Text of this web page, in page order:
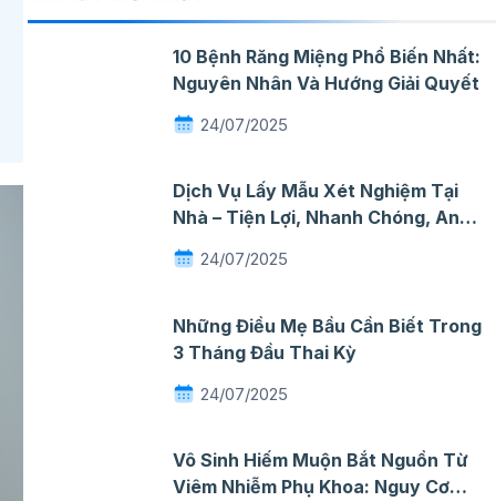
10 Bệnh Răng Miệng Phổ Biến Nhất:
Nguyên Nhân Và Hướng Giải Quyết
24/07/2025
Dịch Vụ Lấy Mẫu Xét Nghiệm Tại
Nhà – Tiện Lợi, Nhanh Chóng, An
Toàn
24/07/2025
Những Điều Mẹ Bầu Cần Biết Trong
3 Tháng Đầu Thai Kỳ
24/07/2025
Vô Sinh Hiếm Muộn Bắt Nguồn Từ
Viêm Nhiễm Phụ Khoa: Nguy Cơ